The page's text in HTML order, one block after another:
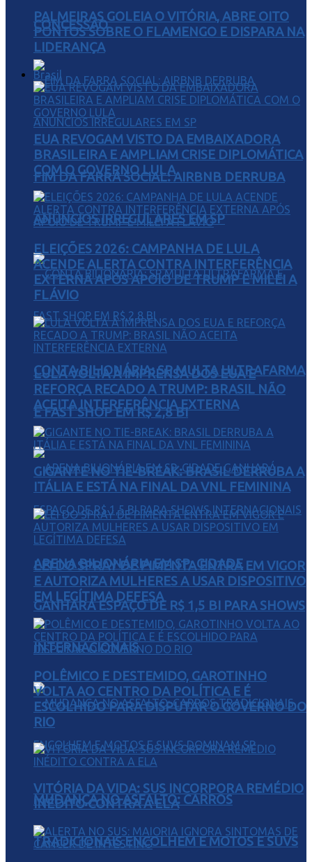
CONCESSÃO
FIM DA FARRA SOCIAL: AIRBNB DERRUBA
ANÚNCIOS IRREGULARES EM SP
CONTA BILIONÁRIA: SP MULTA ULTRAFARMA
E FAST SHOP EM R$ 2,8 BI
ARENA BILIONÁRIA EM SP: CIDADE
GANHARÁ ESPAÇO DE R$ 1,5 BI PARA SHOWS
INTERNACIONAIS
MUDANÇA NO ASFALTO: CARROS
TRADICIONAIS ENCOLHEM E MOTOS E SUVS
PALMEIRAS GOLEIA O VITÓRIA, ABRE OITO
PONTOS SOBRE O FLAMENGO E DISPARA NA
LIDERANÇA
Brasil
EUA REVOGAM VISTO DA EMBAIXADORA
BRASILEIRA E AMPLIAM CRISE DIPLOMÁTICA
COM O GOVERNO LULA
ELEIÇÕES 2026: CAMPANHA DE LULA
ACENDE ALERTA CONTRA INTERFERÊNCIA
EXTERNA APÓS APOIO DE TRUMP E MILEI A
FLÁVIO
LULA VOLTA À IMPRENSA DOS EUA E
REFORÇA RECADO A TRUMP: BRASIL NÃO
ACEITA INTERFERÊNCIA EXTERNA
GIGANTE NO TIE-BREAK: BRASIL DERRUBA A
ITÁLIA E ESTÁ NA FINAL DA VNL FEMININA
LEI DO SPRAY DE PIMENTA ENTRA EM VIGOR
E AUTORIZA MULHERES A USAR DISPOSITIVO
EM LEGÍTIMA DEFESA
POLÊMICO E DESTEMIDO, GAROTINHO
VOLTA AO CENTRO DA POLÍTICA E É
ESCOLHIDO PARA DISPUTAR O GOVERNO DO
RIO
VITÓRIA DA VIDA: SUS INCORPORA REMÉDIO
INÉDITO CONTRA A ELA